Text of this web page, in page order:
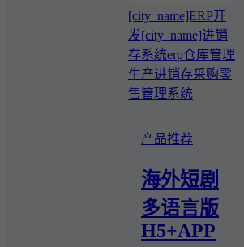
[city_name]ERP开
发[city_name]进销
存系统erp仓库管理
生产进销存采购零
售管理系统
产品推荐
海外短剧
多语言版
H5+APP